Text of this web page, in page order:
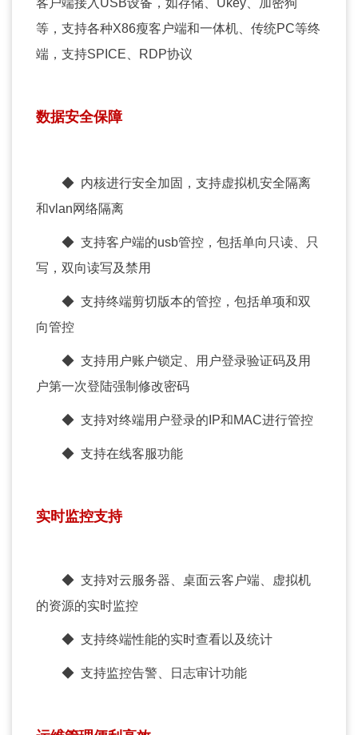
客户端接入USB设备，如存储、Ukey、加密狗
等，支持各种X86瘦客户端和一体机、传统PC等终
端，支持SPICE、RDP协议
数据安全保障
◆ 内核进行安全加固，支持虚拟机安全隔离
和vlan网络隔离
◆ 支持客户端的usb管控，包括单向只读、只
写，双向读写及禁用
◆ 支持终端剪切版本的管控，包括单项和双
向管控
◆ 支持用户账户锁定、用户登录验证码及用
户第一次登陆强制修改密码
◆ 支持对终端用户登录的IP和MAC进行管控
◆ 支持在线客服功能
实时监控支持
◆ 支持对云服务器、桌面云客户端、虚拟机
的资源的实时监控
◆ 支持终端性能的实时查看以及统计
◆ 支持监控告警、日志审计功能